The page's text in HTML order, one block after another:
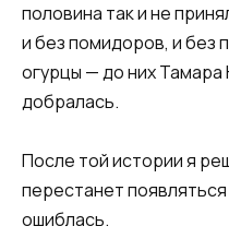
половина так и не
и без помидоров, и без
огурцы — до них
добралась.
После той истории я
перестанет
ошиблась.